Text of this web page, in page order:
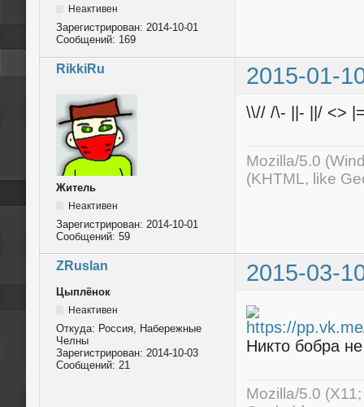
Неактивен
Зарегистрирован: 2014-10-01
Сообщений: 169
RikkiRu 2015-01-
Житель
Неактивен
Зарегистрирован: 2014-10-01
Сообщений: 59
\\// /\- ||- ||/ <>
Mozilla/5.0
(KHTML, like
ZRuslan 2015-03-
Цыплёнок
Неактивен
Откуда: Россия, Набережные
Челны
Зарегистрирован: 2014-10-03
Сообщений: 21
Никто бобра
Mozilla/5.0